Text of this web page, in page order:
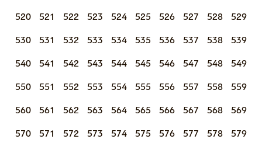
520 521 522 523 524 525 526 527 528 529
530 531 532 533 534 535 536 537 538 539
540 541 542 543 544 545 546 547 548 549
550 551 552 553 554 555 556 557 558 559
560 561 562 563 564 565 566 567 568 569
570 571 572 573 574 575 576 577 578 579